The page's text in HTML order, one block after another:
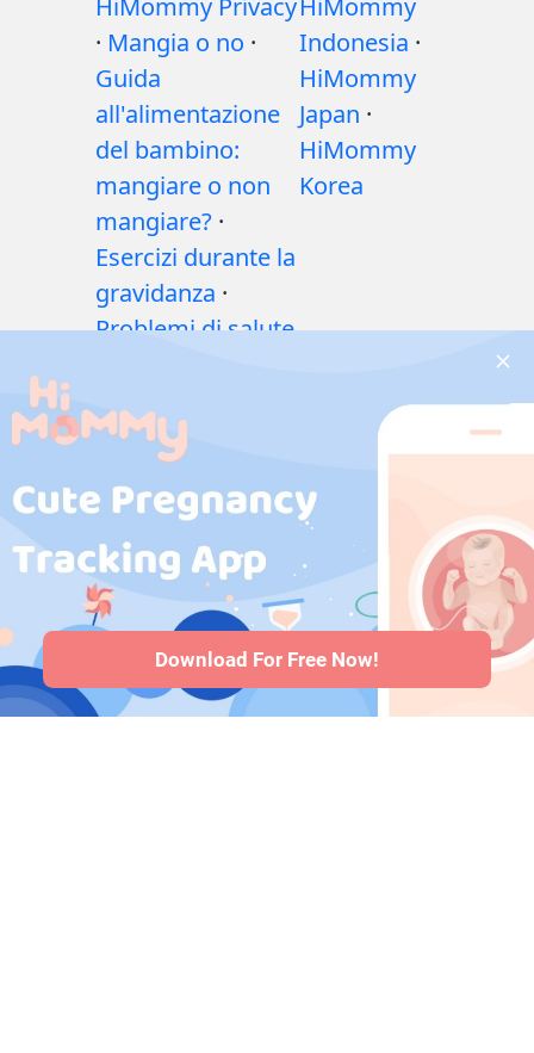
HiMommy Privacy
· Mangia o no ·
Guida
all'alimentazione
del bambino:
mangiare o non
mangiare? ·
Esercizi durante la
gravidanza ·
Problemi di salute
Medicinali
durante la
gravidanza·
Problemi di salute
del bambino·
Articoli
·Politica
editoriale
HiMommy
Indonesia ·
HiMommy
Japan ·
HiMommy
Korea
Download For Free Now!